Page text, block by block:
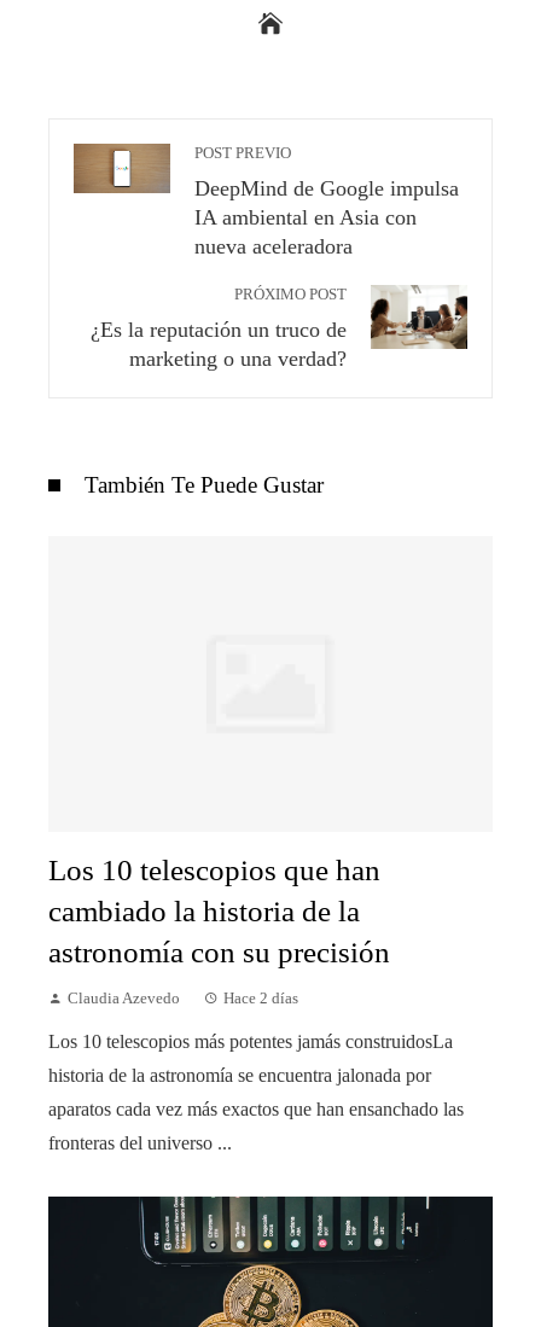
POST PREVIO
DeepMind de Google impulsa
IA ambiental en Asia con
nueva aceleradora
PRÓXIMO POST
¿Es la reputación un truco de
marketing o una verdad?
También Te Puede Gustar
Los 10 telescopios que han
cambiado la historia de la
astronomía con su precisión
Claudia Azevedo Hace 2 días
Los 10 telescopios más potentes jamás construidosLa
historia de la astronomía se encuentra jalonada por
aparatos cada vez más exactos que han ensanchado las
fronteras del universo ...